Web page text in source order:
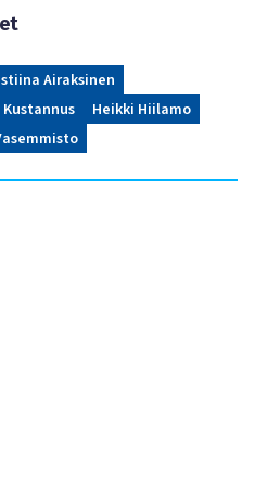
Airaksinen
Heikki Hiilamo